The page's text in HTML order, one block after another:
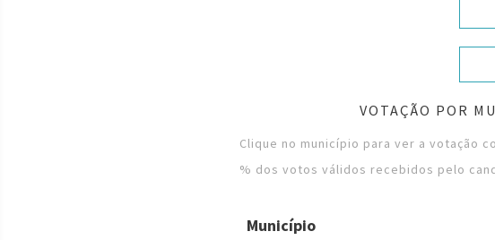
VOTAÇÃO POR
Clique no município para ver a votação
% dos votos válidos recebidos pelo
Município